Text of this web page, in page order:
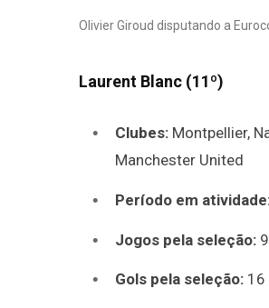
Olivier Giroud disputando a
Laurent Blanc (11º)
Clubes: Montpellier,
Manchester United
Período em
Jogos pela seleção:
Gols pela seleção: 16